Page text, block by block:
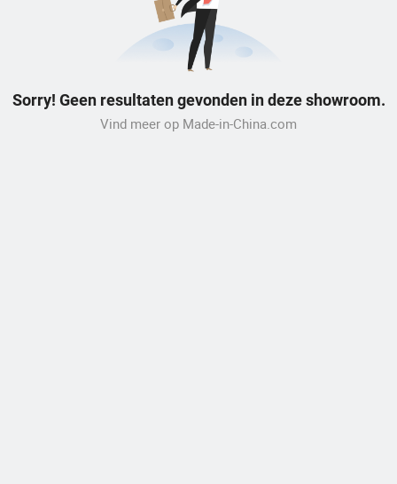
Sorry! Geen resultaten gevonden in deze showroom.
Vind meer op Made-in-China.com